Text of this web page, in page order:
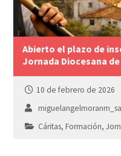
Abierto el plazo de
Jornada Diocesana
10 de febrero de 2026
Cáritas,Formación,